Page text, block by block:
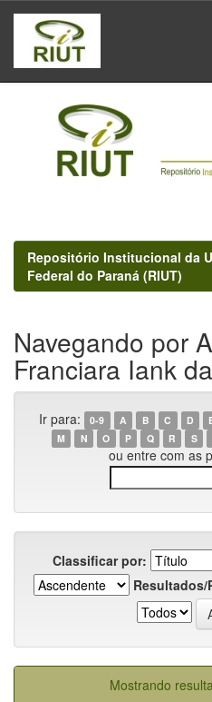
Skip
navigation
Repositório Institucional da
Federal do Paraná (RIUT)
Navegando por
Franciara Iank da
Ir para: 0-9 A B C D
M
N O P Q R S
ou entre com as
Classificar por:
Resultados/
Mostrando